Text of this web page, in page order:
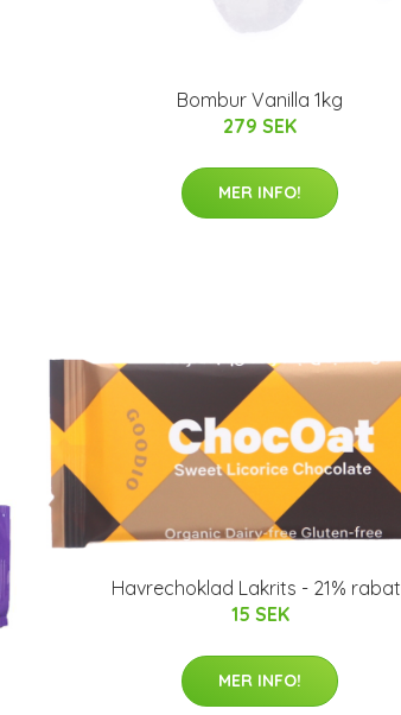
Bombur Vanilla 1kg
279 SEK
MER INFO!
Havrechoklad Lakrits - 21%
15 SEK
MER INFO!